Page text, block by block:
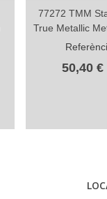
77272 TMM
True Metallic
50,40 €